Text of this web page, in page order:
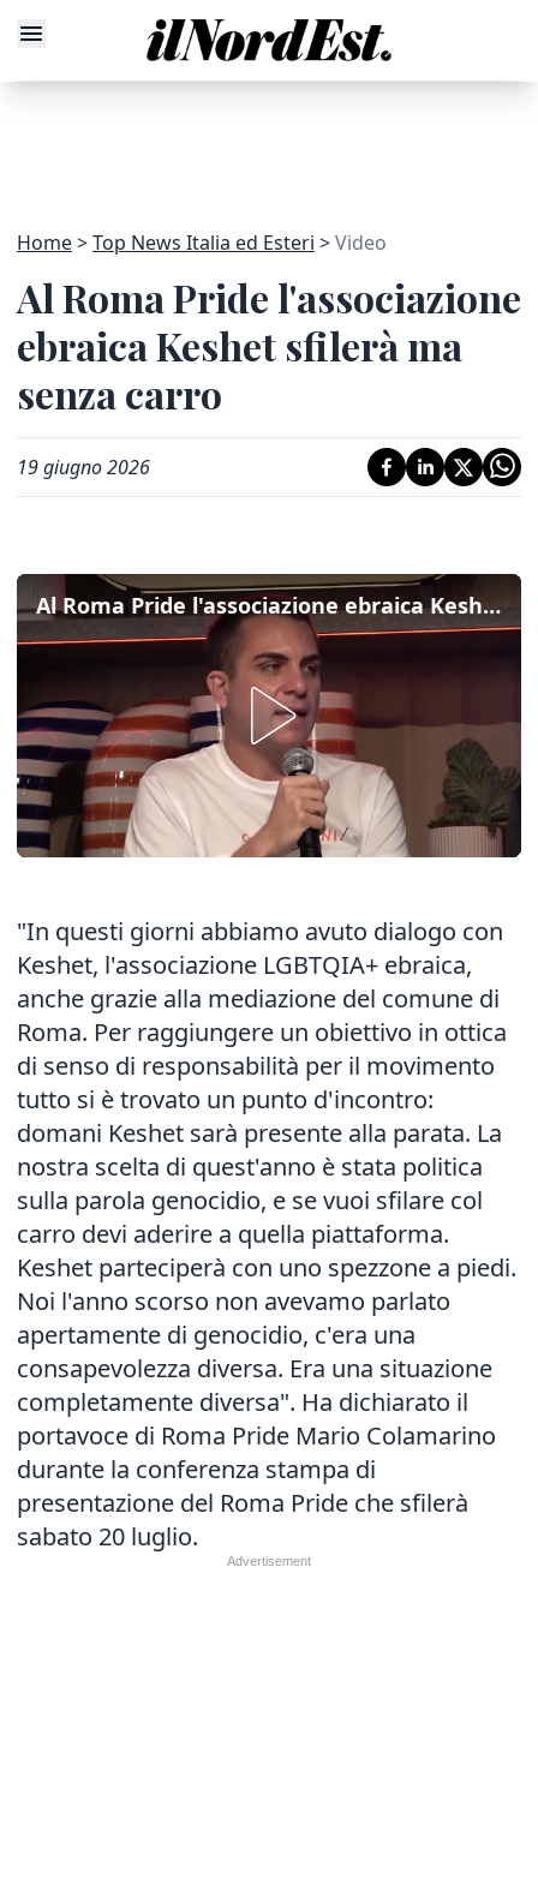
Home Top News Italia ed Esteri Video
Al Roma Pride l'associazione
ebraica Keshet sfilerà ma
senza carro
19 giugno 2026
Al Roma Pride l'associazione ebraica Keshet sfilerà ma senza carro
"In questi giorni abbiamo avuto dialogo con
Keshet, l'associazione LGBTQIA+ ebraica,
anche grazie alla mediazione del comune di
Roma. Per raggiungere un obiettivo in ottica
di senso di responsabilità per il movimento
tutto si è trovato un punto d'incontro:
domani Keshet sarà presente alla parata. La
nostra scelta di quest'anno è stata politica
sulla parola genocidio, e se vuoi sfilare col
carro devi aderire a quella piattaforma.
Keshet parteciperà con uno spezzone a piedi.
Noi l'anno scorso non avevamo parlato
apertamente di genocidio, c'era una
consapevolezza diversa. Era una situazione
completamente diversa". Ha dichiarato il
portavoce di Roma Pride Mario Colamarino
durante la conferenza stampa di
presentazione del Roma Pride che sfilerà
sabato 20 luglio.